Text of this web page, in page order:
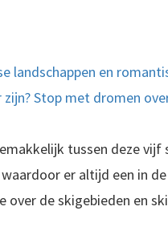
landschappen en
Stop met dromen
tussen deze vijf
er altijd een in
de skigebieden en